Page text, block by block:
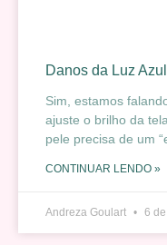
Danos da Luz
Sim, estamos
ajuste o brilho da
pele precisa de um
CONTINUAR LENDO »
Andreza Goulart 6